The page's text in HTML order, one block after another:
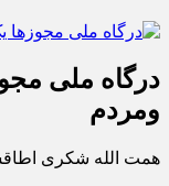
درگاه ملی
ومردم
همت الله شکری